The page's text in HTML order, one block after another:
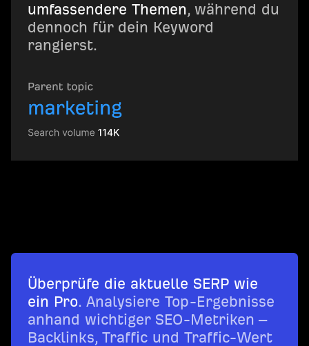
umfassendere Themen, während du
dennoch für dein Keyword
rangierst.
Überprüfe die aktuelle SERP wie
ein Pro. Analysiere Top-Ergebnisse
anhand wichtiger SEO-Metriken –
Backlinks, Traffic und Traffic-Wert